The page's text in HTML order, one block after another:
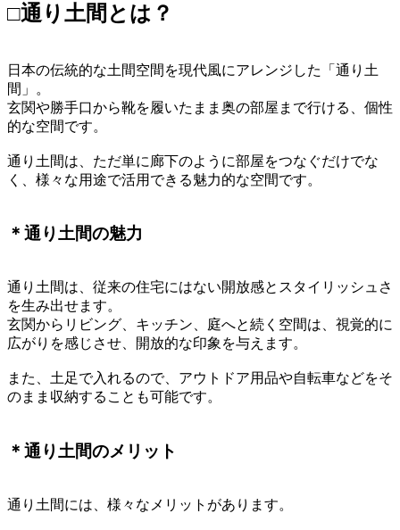
□通り土間とは？
日本の伝統的な土間空間を現代風にアレンジした「通り土
間」。
玄関や勝手口から靴を履いたまま奥の部屋まで行ける、個性
的な空間です。
通り土間は、ただ単に廊下のように部屋をつなぐだけでな
く、様々な用途で活用できる魅力的な空間です。
＊通り土間の魅力
通り土間は、従来の住宅にはない開放感とスタイリッシュさ
を生み出せます。
玄関からリビング、キッチン、庭へと続く空間は、視覚的に
広がりを感じさせ、開放的な印象を与えます。
また、土足で入れるので、アウトドア用品や自転車などをそ
のまま収納することも可能です。
＊通り土間のメリット
通り土間には、様々なメリットがあります。